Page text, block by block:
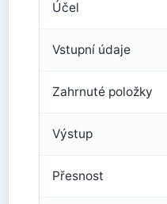
Účel
Vstupní údaje
Zahrnuté položky
Výstup
Přesnost